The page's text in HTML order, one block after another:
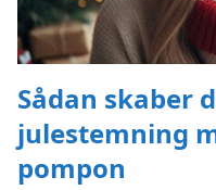
Sådan skaber
julestemning
pompon